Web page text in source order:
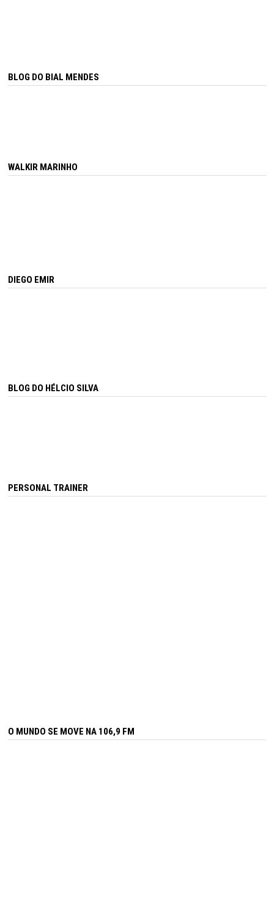
BLOG DO BIAL MENDES
WALKIR MARINHO
DIEGO EMIR
BLOG DO HÉLCIO SILVA
PERSONAL TRAINER
O MUNDO SE MOVE NA 106,9 FM